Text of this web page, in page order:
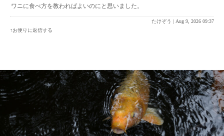
ワニに食べ方を教わればよいのにと思いました。
たけぞう | Aug 9, 2026 09:37
↑お便りに返信する